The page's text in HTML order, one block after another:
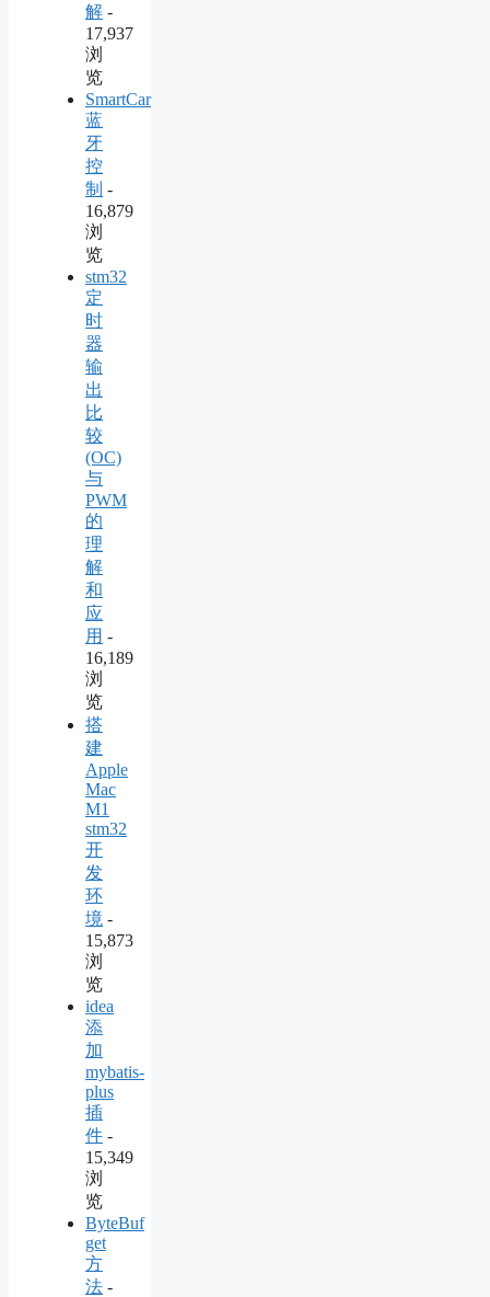
解 -
17,937
浏
览
SmartCar
蓝
牙
控
制 -
16,879
浏
览
stm32
定
时
器
输
出
比
较
(OC)
与
PWM
的
理
解
和
应
用 -
16,189
浏
览
搭
建
Apple
Mac
M1
stm32
开
发
环
境 -
15,873
浏
览
idea
添
加
mybatis-
plus
插
件 -
15,349
浏
览
ByteBuf
get
方
法 -